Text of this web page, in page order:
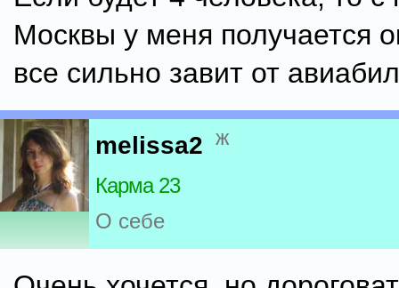
Москвы у меня получается
все сильно завит от
melissa2 ж
Карма 23
О себе